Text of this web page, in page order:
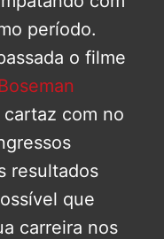
período.
o filme
com no
resultados
que
carreira nos